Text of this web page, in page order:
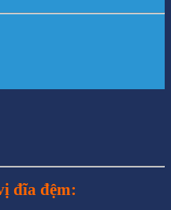
đĩa đệm: